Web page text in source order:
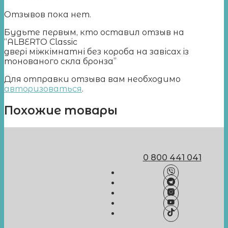
Отзывов пока нет.
Будьте первым, кто оставил отзыв на
“ALBERTO Classic
двері міжкімнатні без короба на завісах із
тонованого скла бронза”
Для отправки отзыва вам необходимо
авторизоваться.
Похожие товары
0 800 441 041